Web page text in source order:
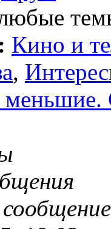
Кино и
,